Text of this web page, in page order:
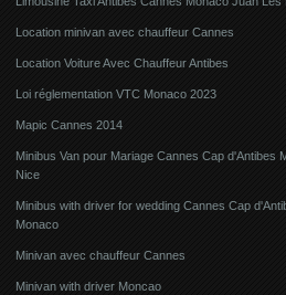
Location minivan avec chauffeur Cannes
Location Voiture Avec Chauffeur Antibes
Loi réglementation VTC Monaco 2023
Mapic Cannes 2014
Minibus Van pour Mariage Cannes Cap d'Antibes
Nice
Minibus with driver for wedding Cannes Cap
Monaco
Minivan avec chauffeur Cannes
Minivan with driver Moncao